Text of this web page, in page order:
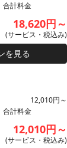
計料金
18,620円～
(サービス・税込み)
を見る
12,010円～
計料金
12,010円～
(サービス・税込み)